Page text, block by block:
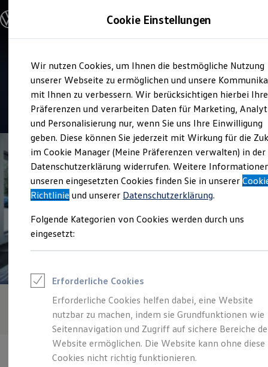
Hauptinhalt
springen
Footer
springen
Modelle und Konfigurator
Modelle vergleichen
Elektroautos
ENERGY Sondermodelle
Nutzfahrzeuge
SUV und CUV
Familienautos
Kombis
Kompaktwagen
Sportwagen
Schnell verfügbare Fahrzeuge
Angebote und Produkte
Aktuelle Angebote
E-Auto-Förderung
Volkswagen Marktplatz
Junge Gebrauchtwagen und Gebrauchtwagen
Volkswagen Zertifizierte Gebrauchtwagen
Zubehör- und Serviceangebote
Leasing
Leasing-Angebote
Gebrauchtwagen Leasing
Junge Gebrauchtwagen-Leasing
Elektroauto Leasing
Kleinwagen-Leasing
Leasing ohne Anzahlung
Finanzierung
Service
Auto Meyer
4.9| 88 Bewertungen
Cookie Einstellungen
Wir nutzen Cookies, um Ihnen die bestmögliche Nutzung
unserer Webseite zu ermöglichen und unsere
mit Ihnen zu verbessern. Wir berücksichtigen hierbei Ihre
Präferenzen und verarbeiten Daten für Marketing,
und Personalisierung nur, wenn Sie uns Ihre Einwilligung
geben. Diese können Sie jederzeit mit Wirkung für die
im Cookie Manager (Meine Präferenzen verwalten) in der
Datenschutzerklärung widerrufen. Weitere
unseren eingesetzten Cookies finden Sie in unserer
Richtlinie und unserer Datenschutzerklärung.
Folgende Kategorien von Cookies werden durch uns
eingesetzt:
Erforderliche Cookies
Erforderliche Cookies helfen dabei, eine Website
nutzbar zu machen, indem sie Grundfunktionen wie
Seitennavigation und Zugriff auf sichere Bereiche
Website ermöglichen. Die Website kann ohne diese
Cookies nicht richtig funktionieren.